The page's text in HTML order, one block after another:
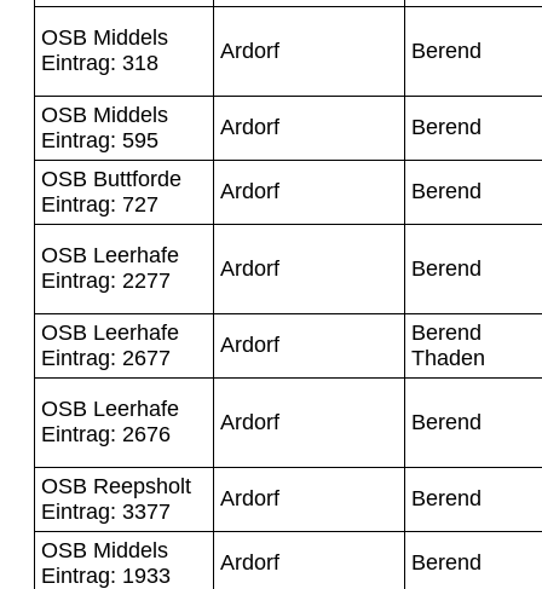
OSB Middels
Eintrag: 318
Ardorf Berend
OSB Middels
Eintrag: 595
Ardorf Berend
OSB Buttforde
Eintrag: 727
Ardorf Berend
OSB Leerhafe
Eintrag: 2277
Ardorf Berend
OSB Leerhafe
Eintrag: 2677
Ardorf
Berend
Thaden
OSB Leerhafe
Eintrag: 2676
Ardorf Berend
OSB Reepsholt
Eintrag: 3377
Ardorf Berend
OSB Middels
Eintrag: 1933
Ardorf Berend